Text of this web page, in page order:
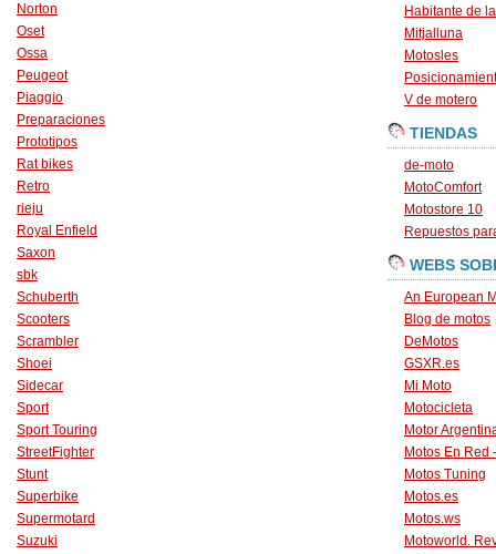
Norton
Oset
Ossa
Peugeot
Piaggio
Preparaciones
Prototipos
Rat bikes
Retro
rieju
Royal Enfield
Saxon
sbk
Schuberth
Scooters
Scrambler
Shoei
Sidecar
Sport
Sport Touring
StreetFighter
Stunt
Superbike
Supermotard
Suzuki
Habitante de
Mitjalluna
Motosles
V de motero
TIENDAS
de-moto
MotoComfort
Motostore 10
Repuestos
WEBS
An European
Blog de motos
DeMotos
GSXR.es
Mi Moto
Motocicleta
Motor
Motos En Red
Motos Tuning
Motos.es
Motos.ws
Motoworld.